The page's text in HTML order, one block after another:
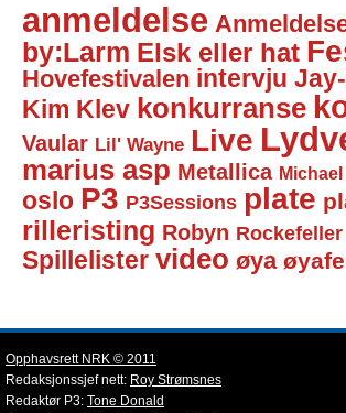
anmeldelse
by:Larm Elsk eller hat
Hovefestivalen intervju
Kim Klev konkurranse
Vaular Lil' Wayne Live
marius asp Metallica
oslo P3 P3Sessions plate
rilleristing Robyn Rockefeller
Spillelister video øya
Opphavsrett NRK © 2011
Redaksjonssjef nett: Roy Strømsnes
Redaktør P3: Tone Donald